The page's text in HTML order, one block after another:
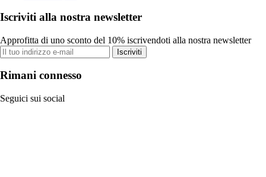
Iscriviti alla nostra newsletter
Approfitta di uno sconto del 10% iscrivendoti alla nostra newsletter
Iscriviti
Rimani connesso
Seguici sui social